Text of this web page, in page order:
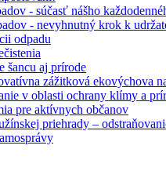
- súčasť nášho
- nevyhnutný krok k
odpadu
šancu aj prírode
zážitková ekovýchova
v oblasti ochrany klímy a
pre aktívnych občanov
priehrady –